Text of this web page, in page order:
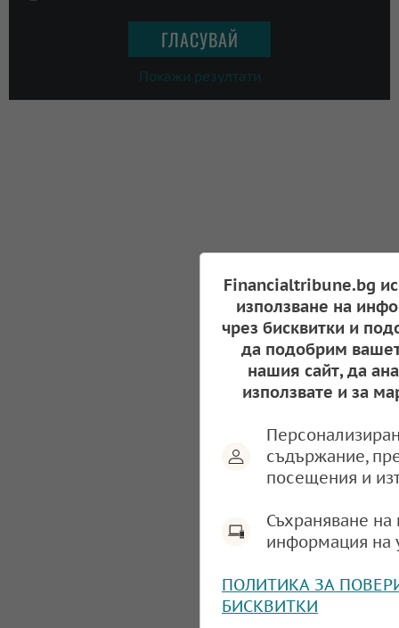
Покажи резултати
Financialtribune.bg
използване на
чрез бисквитки и
да подобрим
нашия сайт, да
използвате и за
съдържание,
посещения и
Съхраняване
информация на
ПОЛИТИКА ЗА
БИСКВИТКИ